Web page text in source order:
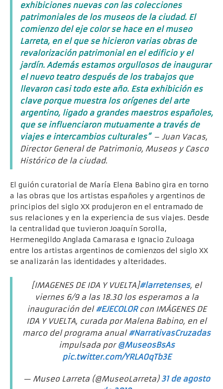
exhibiciones nuevas con las colecciones
patrimoniales de los museos de la ciudad. El
comienzo del eje color se hace en el museo
Larreta, en el que se hicieron varias obras de
revalorización patrimonial en el edificio y el
jardín. Además estamos orgullosos de inaugurar
el nuevo teatro después de los trabajos que
llevaron casi todo este año. Esta exhibición es
clave porque muestra los orígenes del arte
argentino, ligado a grandes maestros españoles,
que se influenciaron mutuamente a través de
viajes e intercambios culturales”– Juan Vacas,
Director General de Patrimonio, Museos y Casco
Histórico de la ciudad.
El guión curatorial de María Elena Babino gira en torno
a las obras que los artistas españoles y argentinos de
principios del siglo XX produjeron en el entramado de
sus relaciones y en la experiencia de sus viajes. Desde
la centralidad que tuvieron Joaquín Sorolla,
Hermenegildo Anglada Camarasa e Ignacio Zuloaga
entre los artistas argentinos de comienzos del siglo XX
se analizarán las identidades y alteridades.
[IMAGENES DE IDA Y VUELTA]#larretenses, el
viernes 6/9 a las 18.30 los esperamos a la
inauguración del #EJECOLORcon IMÁGENES DE
IDA Y VUELTA, curada por Malena Babino, en el
marco del programa anual #NarrativasCruzadas
impulsada por @MuseosBsAs
pic.twitter.com/YRLA0qTb3E
— Museo Larreta (@MuseoLarreta) 31 de agosto